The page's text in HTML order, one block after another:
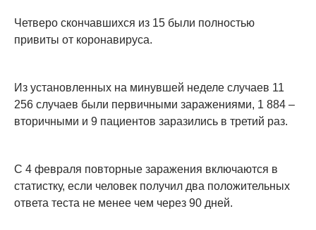
Четверо скончавшихся из 15 были полностью
привиты от коронавируса.
Из установленных на минувшей неделе случаев 11
256 случаев были первичными заражениями, 1 884 –
вторичными и 9 пациентов заразились в третий раз.
С 4 февраля повторные заражения включаются в
статистку, если человек получил два положительных
ответа теста не менее чем через 90 дней.